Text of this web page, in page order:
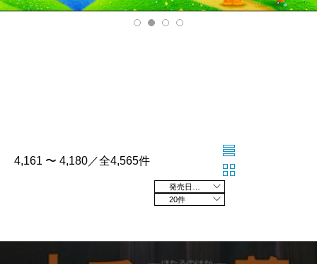
v
xt
4,161 〜 4,180／全4,565件
20件